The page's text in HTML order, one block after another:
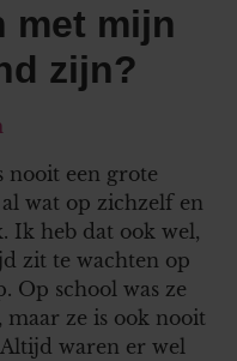
met mijn
zijn?
nooit een grote
wat op zichzelf en
Ik heb dat ook wel,
zit te wachten op
Op school was ze
maar ze is ook nooit
waren er wel